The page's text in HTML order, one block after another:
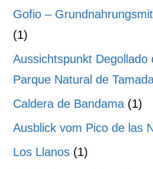
Gofio –
(1)
Aussichtspunkt Degollado
Parque Natural de
Caldera de Bandama (1)
Ausblick vom Pico de las
Los Llanos (1)